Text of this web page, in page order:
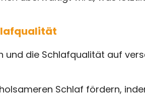
und die Schlafqualität auf
Schlaf fördern,